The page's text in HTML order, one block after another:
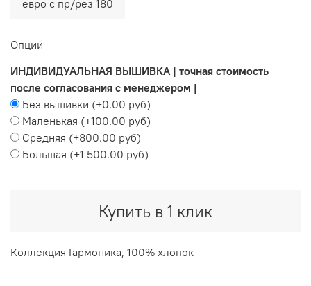
Купить в 1 клик
евро с пр/рез 180
Опции
ИНДИВИДУАЛЬНАЯ ВЫШИВКА | точная стоимость
после согласования с менеджером |
Без вышивки (+0.00 руб)
Маленькая (+100.00 руб)
Средняя (+800.00 руб)
Большая (+1 500.00 руб)
Коллекция Гармоника, 100% хлопок